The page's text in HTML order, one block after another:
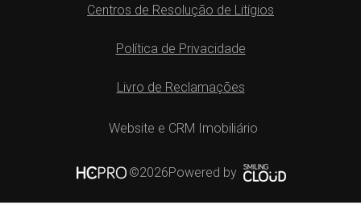
Centros de Resolução de Litígios
Política de Privacidade
Livro de Reclamações
Website e CRM Imobiliário
©2026Powered by